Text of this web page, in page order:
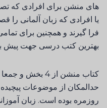
های منشن برای افرادی که
یا افرادی که زبان آلمانی را
فرا گیرند و همچنین برای
بهترین کتب درسی جهت پیش
حدالمکان از موضوعات
روزمره بوده است. زبان